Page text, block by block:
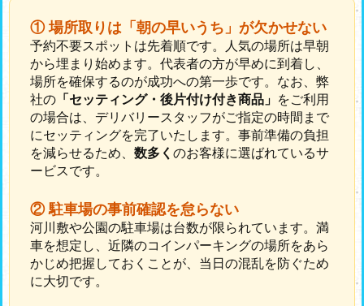
① 場所取りは「朝の早いうち」が欠かせない
予約不要スポットは先着順です。人気の場所は早朝
から埋まり始めます。代表者の方が早めに到着し、
場所を確保するのが成功への第一歩です。なお、弊
社の 「セッティング・後片付け付き商品」 をご利用
の場合は、デリバリースタッフがご指定の時間まで
にセッティングを完了いたします。事前準備の負担
を減らせるため、 数多く のお客様に選ばれているサ
ービスです。
② 駐車場の事前確認を怠らない
河川敷や公園の駐車場は台数が限られています。満
車を想定し、近隣のコインパーキングの場所をあら
かじめ把握しておくことが、当日の混乱を防ぐため
に大切です。